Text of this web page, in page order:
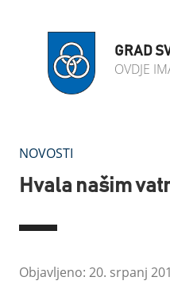
GRAD
OVDJE
NOVOSTI
Hvala našim
Objavljeno: 20. srpanj